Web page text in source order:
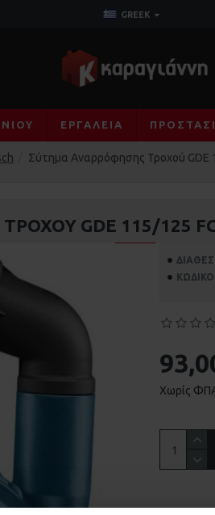
GREEK
ΕΡΓΑΛΕΊΑ
Σύτημα Αναρρόφησης Τροχού GDE
GDE 115/125 FC-
Χωρίς